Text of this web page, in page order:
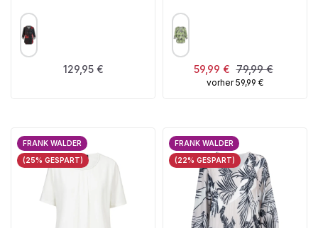
FARBE
Regulärer Preis:
129,95 €
FARBE
Verkaufspreis:
59,99 € Regulärer Preis:
79,99 €
vorher 59,99 €
FRANK WALDER
(25% GESPART)
FRANK WALDER
(22% GESPART)